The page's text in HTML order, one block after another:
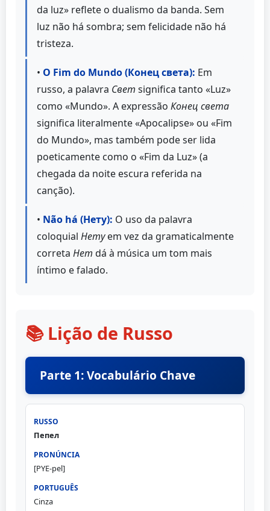
da luz» reflete o dualismo da banda. Sem
luz não há sombra; sem felicidade não há
tristeza.
• O Fim do Mundo (Конец света): Em
russo, a palavra Свет significa tanto «Luz»
como «Mundo». A expressão Конец света
significa literalmente «Apocalipse» ou «Fim
do Mundo», mas também pode ser lida
poeticamente como o «Fim da Luz» (a
chegada da noite escura referida na
canção).
• Não há (Нету): O uso da palavra
coloquial Нетуem vez da gramaticalmente
correta Нет dá à música um tom mais
íntimo e falado.
📚 Lição de Russo
Parte 1: Vocabulário Chave
Пепел
[PYE-pel]
Cinza